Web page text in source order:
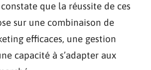
que la réussite de ces
sur une combinaison de
efficaces, une gestion
capacité à s’adapter aux